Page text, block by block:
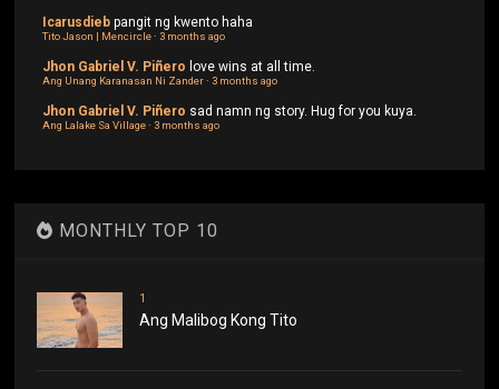
Icarusdieb pangit ng kwento haha
Tito Jason | Mencircle·3 months ago
Jhon Gabriel V. Piñero love wins at all time.
Ang Unang Karanasan Ni Zander·3 months ago
Jhon Gabriel V. Piñero sad namn ng story. Hug for you kuya.
Ang Lalake Sa Village·3 months ago
MONTHLY TOP 10
1
Ang Malibog Kong Tito